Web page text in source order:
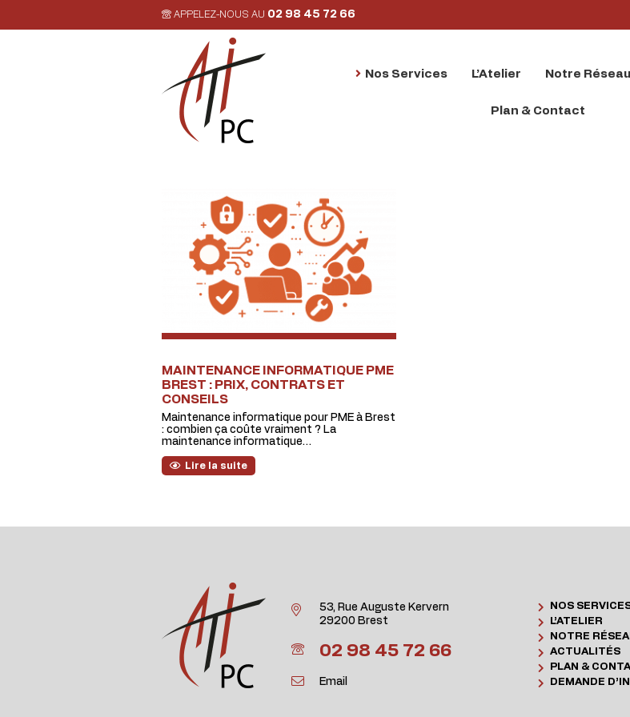
APPELEZ-NOUS AU 02 98 45 72 66
Nos Services L’Atelier Notre Réseau
Plan & Contact
MAINTENANCE INFORMATIQUE PME
BREST : PRIX, CONTRATS ET
CONSEILS
Maintenance informatique pour PME à Brest
: combien ça coûte vraiment ? La
maintenance informatique…
Lire la suite
53, Rue Auguste Kervern
29200 Brest
02 98 45 72 66
Email
NOS
L’ATELIER
NOTRE
ACTUALITÉS
PLAN &
DEMANDE